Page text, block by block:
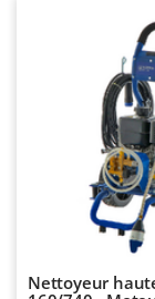
Pramac
Prismafood
R.G.V.
Rato
Redback
Nettoyeur